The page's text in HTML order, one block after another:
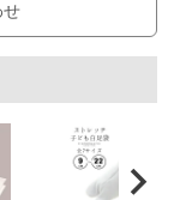
せ